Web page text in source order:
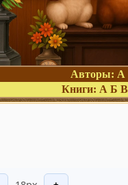
Авторы: А
Книги: А Б В